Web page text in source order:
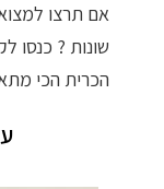
אם תרצו
שונות ? כנסו
הכרית הכי